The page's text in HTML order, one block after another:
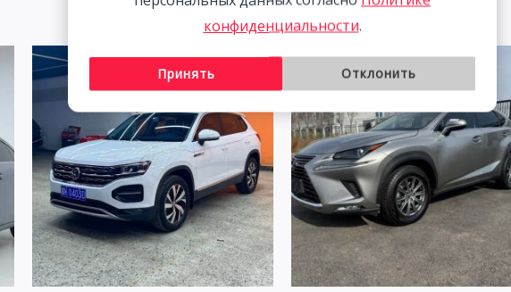
конфиденциальности.
Принять Отклонить